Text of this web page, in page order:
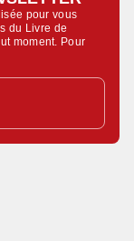
pour vous
du Livre de
moment. Pour